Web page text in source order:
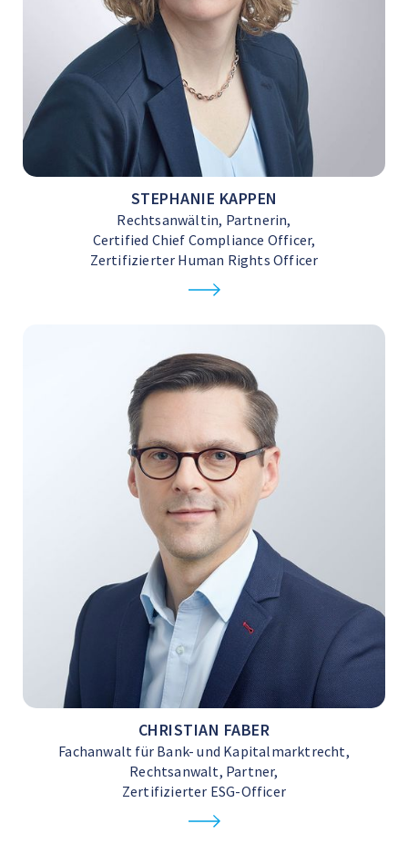
STEPHANIE KAPPEN
Rechtsanwältin, Partnerin,
Certified Chief Compliance Officer,
Zertifizierter Human Rights Officer
CHRISTIAN FABER
Fachanwalt für Bank- und Kapitalmarktrecht,
Rechtsanwalt, Partner,
Zertifizierter ESG-Officer